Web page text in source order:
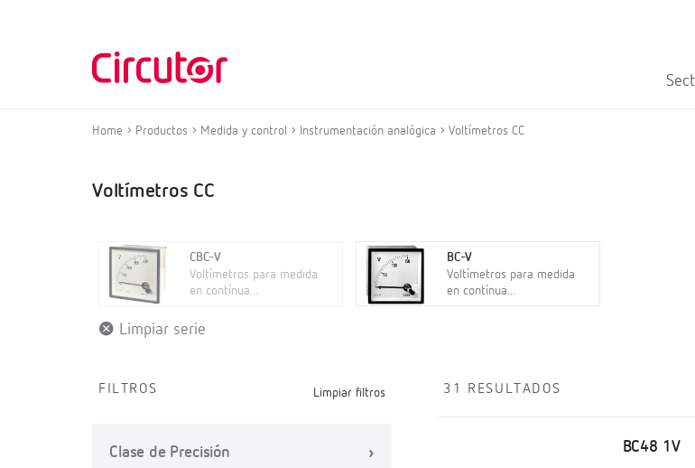
Home Productos Medida y control Instrumentación analógica Voltímetros CC
Voltímetros CC
CBC-V
Voltímetros para medida
en contínua...
BC-V
Voltímetros para medida
en contínua...
Limpiar serie
FILTROS Limpiar filtros
Clase de Precisión
31 RESULTADOS
BC48 1V